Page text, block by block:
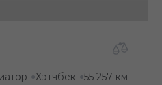
●Хэтчбек ●55 257 км